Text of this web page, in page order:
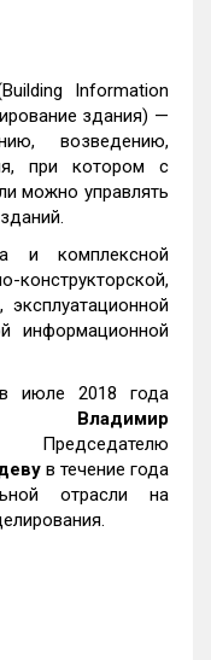
Information
здания) —
возведению,
при котором с
можно управлять
и комплексной
эксплуатационной
информационной
июле 2018 года
Владимир
Председателю
в течение года
отрасли на